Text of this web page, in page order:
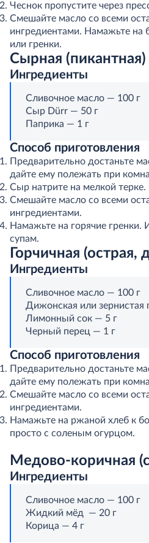
Чеснок пропустите через
Смешайте масло со всеми
ингредиентами. Намажьте на
или гренки.
Сырная (пикантная)
Ингредиенты
Сливочное масло — 100 г
Сыр Dürr — 50 г
Паприка — 1 г
Способ приготовления
Предварительно достаньте
дайте ему полежать при
Сыр натрите на мелкой терке.
Смешайте масло со всеми
ингредиентами.
Намажьте на горячие гренки.
супам.
Горчичная (острая,
Ингредиенты
Сливочное масло — 100 г
Дижонская или зернистая
Лимонный сок — 5 г
Черный перец — 1 г
Способ приготовления
Предварительно достаньте
дайте ему полежать при
Смешайте масло со всеми
ингредиентами.
Намажьте на ржаной хлеб к
просто с соленым огурцом.
Медово-коричная
Ингредиенты
Сливочное масло — 100 г
Жидкий мёд — 20 г
Корица — 4 г